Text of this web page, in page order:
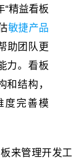
“精益看板
敏捷产品
助团队更
力。看板
和结构，
度完善模
来管理开发工